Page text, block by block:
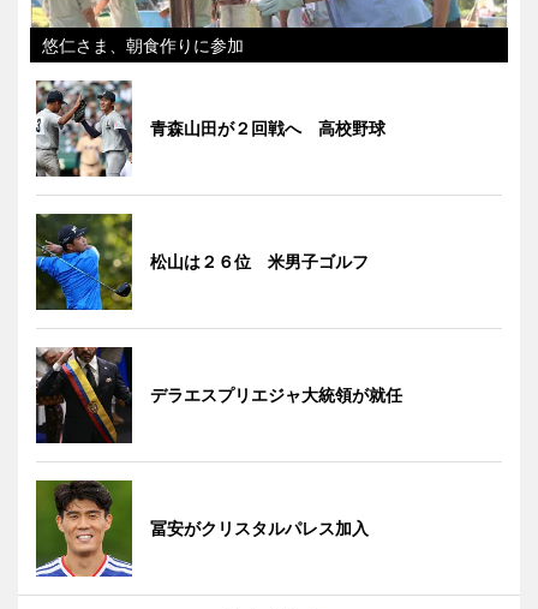
悠仁さま、朝食作りに参加
青森山田が２回戦へ 高校野球
松山は２６位 米男子ゴルフ
デラエスプリエジャ大統領が就任
冨安がクリスタルパレス加入